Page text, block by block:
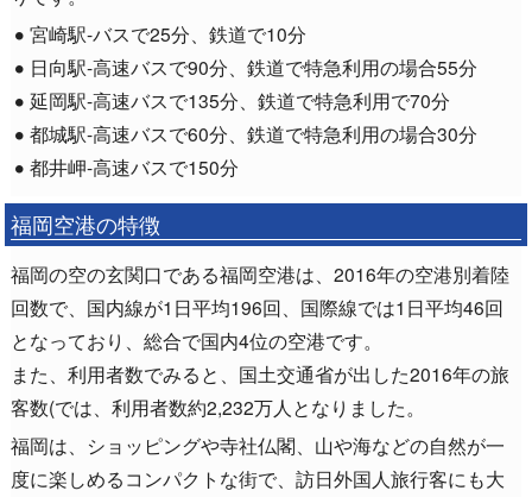
宮崎駅-バスで25分、鉄道で10分
日向駅-高速バスで90分、鉄道で特急利用の場合55分
延岡駅-高速バスで135分、鉄道で特急利用で70分
都城駅-高速バスで60分、鉄道で特急利用の場合30分
都井岬-高速バスで150分
福岡空港の特徴
福岡の空の玄関口である福岡空港は、2016年の空港別着陸
回数で、国内線が1日平均196回、国際線では1日平均46回
となっており、総合で国内4位の空港です。
また、利用者数でみると、国土交通省が出した2016年の旅
客数(では、利用者数約2,232万人となりました。
福岡は、ショッピングや寺社仏閣、山や海などの自然が一
度に楽しめるコンパクトな街で、訪日外国人旅行客にも大